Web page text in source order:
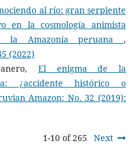
al río: gran serpiente
en la cosmología animista
la Amazonía peruana,
(2022)
El enigma de la
¿accidente histórico o
Amazon: No. 32 (2019):
1-10 of 265 Next